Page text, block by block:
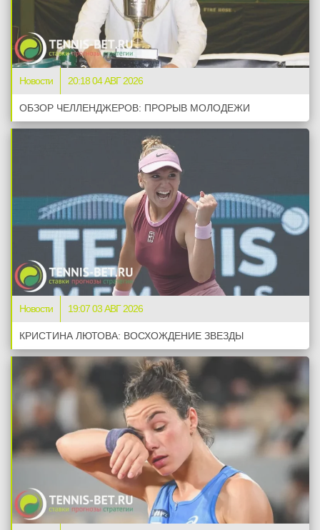
Новости 20:18 04 АВГ 2026
ОБЗОР ЧЕЛЛЕНДЖЕРОВ: ПРОРЫВ МОЛОДЕЖИ
Новости 19:07 03 АВГ 2026
КРИСТИНА ЛЮТОВА: ВОСХОЖДЕНИЕ ЗВЕЗДЫ